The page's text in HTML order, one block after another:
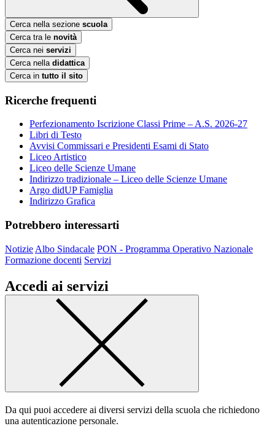
Cerca nella sezione scuola
Cerca tra le novità
Cerca nei servizi
Cerca nella didattica
Cerca in tutto il sito
Ricerche frequenti
Perfezionamento Iscrizione Classi Prime – A.S. 2026-27
Libri di Testo
Avvisi Commissari e Presidenti Esami di Stato
Liceo Artistico
Liceo delle Scienze Umane
Indirizzo tradizionale – Liceo delle Scienze Umane
Argo didUP Famiglia
Indirizzo Grafica
Potrebbero interessarti
Notizie Albo Sindacale PON - Programma Operativo Nazionale
Formazione docenti Servizi
Accedi ai servizi
Da qui puoi accedere ai diversi servizi della scuola che richiedono
una autenticazione personale.